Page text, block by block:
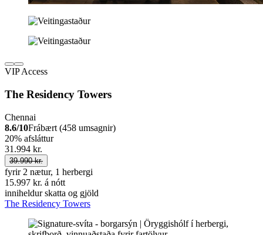
VIP Access
The Residency Towers
Chennai
8.6/10Frábært (458 umsagnir)
20% afsláttur
31.994 kr.
39.990 kr.
fyrir 2 nætur, 1 herbergi
15.997 kr. á nótt
inniheldur skatta og gjöld
The Residency Towers